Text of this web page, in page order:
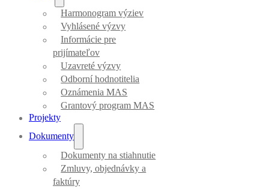
Harmonogram výziev
Vyhlásené výzvy
Informácie pre
prijímateľov
Uzavreté výzvy
Odborní hodnotitelia
Oznámenia MAS
Grantový program MAS
Projekty
Dokumenty
Dokumenty na stiahnutie
Zmluvy, objednávky a
faktúry